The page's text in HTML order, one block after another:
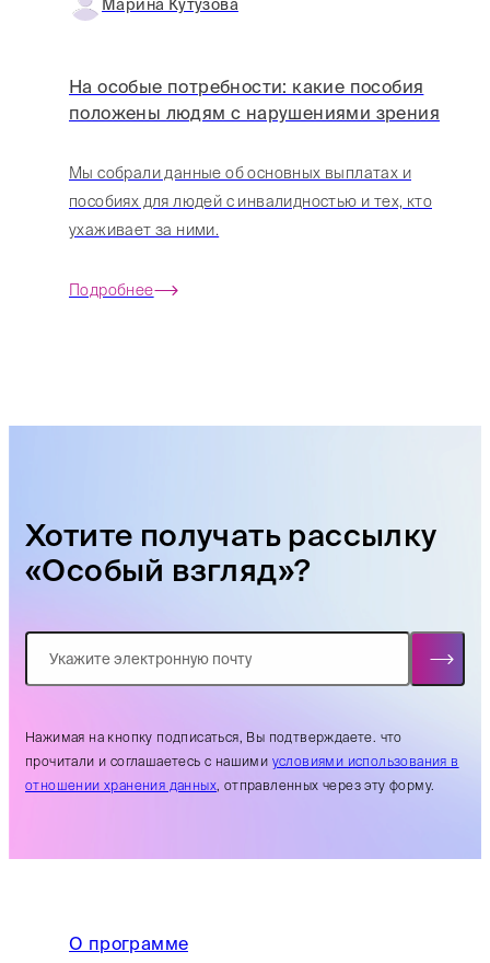
Марина Кутузова
На особые потребности: какие пособия
положены людям с нарушениями зрения
Мы собрали данные об основных выплатах и
пособиях для людей с инвалидностью и тех, кто
ухаживает за ними.
Подробнее
Хотите получать рассылку
«Особый взгляд»?
Нажимая на кнопку подписаться, Вы подтверждаете. что
прочитали и соглашаетесь с нашими условиями использования в
отношении хранения данных, отправленных через эту форму.
О программе